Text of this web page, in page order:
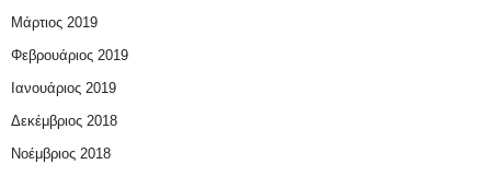
Μάρτιος 2019
Φεβρουάριος 2019
Ιανουάριος 2019
Δεκέμβριος 2018
Νοέμβριος 2018